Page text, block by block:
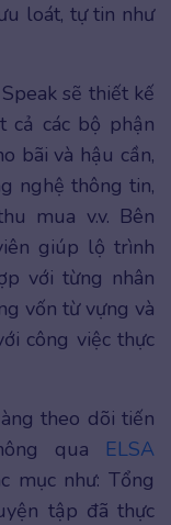
loát, tự tin như
sẽ thiết kế
cả các bộ phận
bãi và hậu cần,
nghệ thông tin,
mua v.v. Bên
giúp lộ trình
với từng nhân
vốn từ vựng và
công việc thực
theo dõi tiến
qua ELSA
mục như: Tổng
tập đã thực